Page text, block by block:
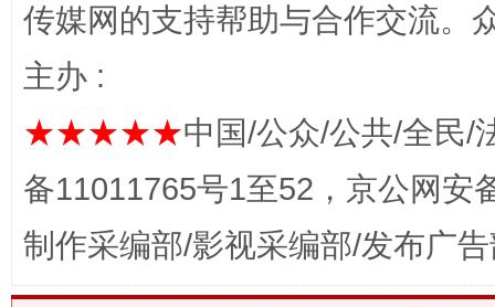
这是一记警钟！ 谢
传媒网的支持帮助与合作交流。
主办 :
★★★★★中国/公众/公共/全民/
备11011765号1至52，京公网安
制作采编部/影视采编部/发布广